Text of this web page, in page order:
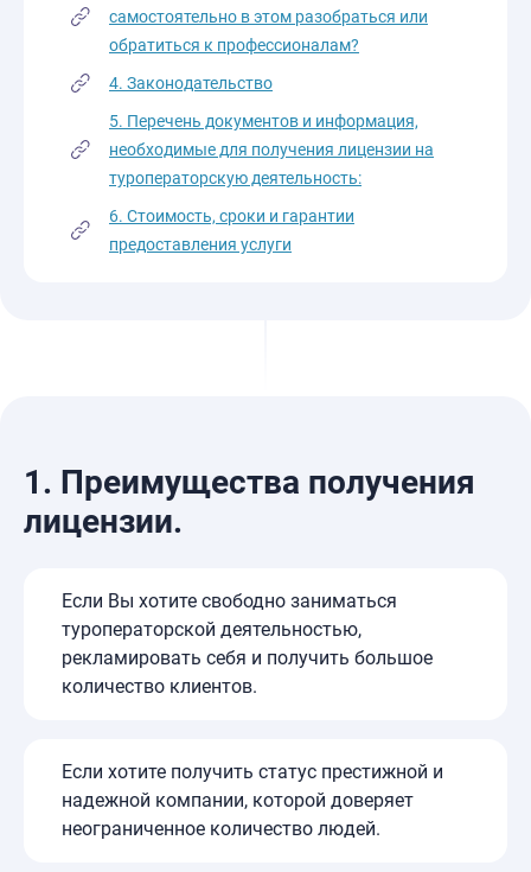
самостоятельно в этом разобраться или
обратиться к профессионалам?
4. Законодательство
5. Перечень документов и информация,
необходимые для получения лицензии на
туроператорскую деятельность:
6. Стоимость, сроки и гарантии
предоставления услуги
1. Преимущества получения
лицензии.
Если Вы хотите свободно заниматься
туроператорской деятельностью,
рекламировать себя и получить большое
количество клиентов.
Если хотите получить статус престижной и
надежной компании, которой доверяет
неограниченное количество людей.